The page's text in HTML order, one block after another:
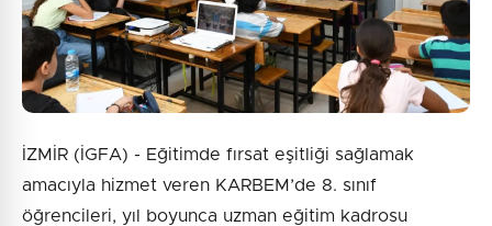
İZMİR (İGFA) - Eğitimde fırsat eşitliği sağlamak
amacıyla hizmet veren KARBEM’de 8. sınıf
öğrencileri, yıl boyunca uzman eğitim kadrosu